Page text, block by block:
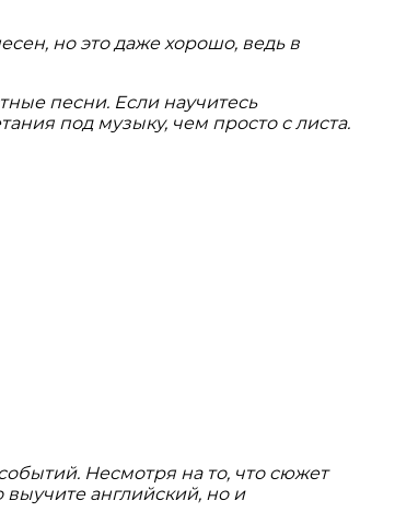
но это даже хорошо, ведь в
песни. Если научитесь
под музыку, чем просто с листа.
Несмотря на то, что сюжет
английский, но и